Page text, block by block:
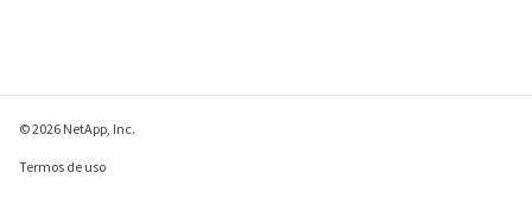
© 2026 NetApp, Inc.
Termos de uso